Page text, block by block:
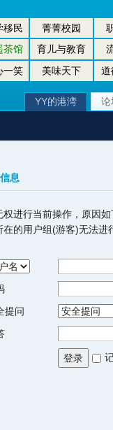
移民 菁菁校园
茶馆 育儿与教育
一笑 美味天下
道
YY的港湾 论
息
权进行当前操作，原因如
在的用户组(游客)无法进
提问
登录